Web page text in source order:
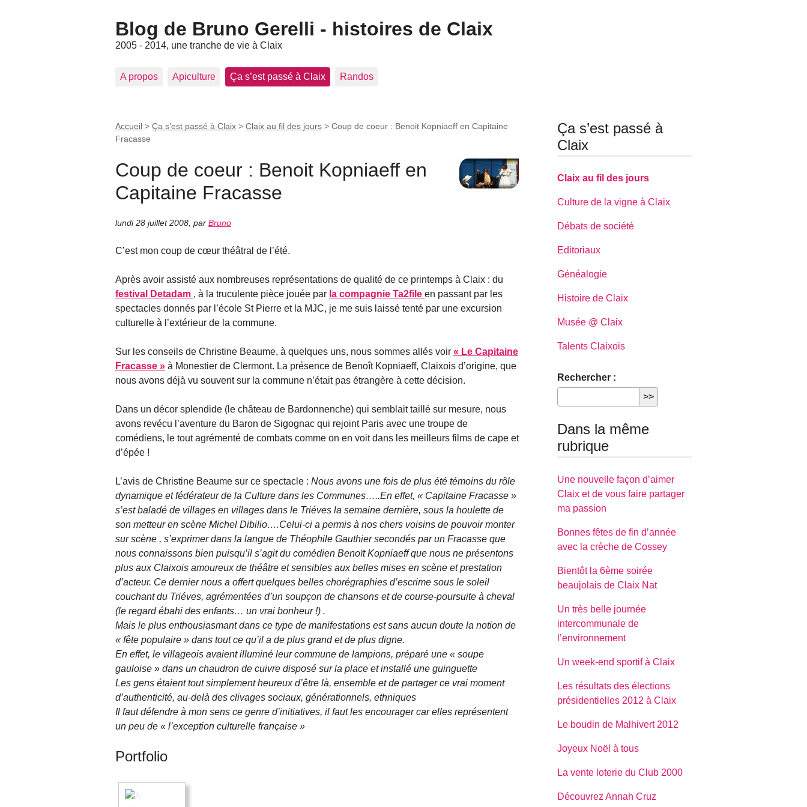
Blog de Bruno Gerelli - histoires de Claix
2005 - 2014, une tranche de vie à Claix
A propos Apiculture Ça s’est passé à Claix Randos
Accueil > Ça s’est passé à Claix > Claix au fil des jours > Coup de coeur : Benoit Kopniaeff en Capitaine
Fracasse
Coup de coeur : Benoit Kopniaeff en
Capitaine Fracasse
lundi 28 juillet 2008 par Bruno
C’est mon coup de cœur théâtral de l’été.
Après avoir assisté aux nombreuses représentations de qualité de ce printemps à Claix : du
festival Detadam , à la truculente pièce jouée par la compagnie Ta2file en passant par les
spectacles donnés par l’école St Pierre et la MJC, je me suis laissé tenté par une excursion
culturelle à l’extérieur de la commune.
Sur les conseils de Christine Beaume, à quelques uns, nous sommes allés voir « Le Capitaine
Fracasse » à Monestier de Clermont. La présence de Benoît Kopniaeff, Claixois d’origine, que
nous avons déjà vu souvent sur la commune n’était pas étrangère à cette décision.
Dans un décor splendide (le château de Bardonnenche) qui semblait taillé sur mesure, nous
avons revécu l’aventure du Baron de Sigognac qui rejoint Paris avec une troupe de
comédiens, le tout agrémenté de combats comme on en voit dans les meilleurs films de cape et
d’épée !
L’avis de Christine Beaume sur ce spectacle : Nous avons une fois de plus été témoins du rôle
dynamique et fédérateur de la Culture dans les Communes…..En effet, « Capitaine Fracasse »
s’est baladé de villages en villages dans le Triéves la semaine dernière, sous la houlette de
son metteur en scène Michel Dibilio….Celui-ci a permis à nos chers voisins de pouvoir monter
sur scène , s’exprimer dans la langue de Théophile Gauthier secondés par un Fracasse que
nous connaissons bien puisqu’il s’agit du comédien Benoït Kopniaeff que nous ne présentons
plus aux Claixois amoureux de théâtre et sensibles aux belles mises en scène et prestation
d’acteur. Ce dernier nous a offert quelques belles chorégraphies d’escrime sous le soleil
couchant du Triéves, agrémentées d’un soupçon de chansons et de course-poursuite à cheval
(le regard ébahi des enfants… un vrai bonheur !) .
Mais le plus enthousiasmant dans ce type de manifestations est sans aucun doute la notion de
« fête populaire » dans tout ce qu’il a de plus grand et de plus digne.
En effet, le villageois avaient illuminé leur commune de lampions, préparé une « soupe
gauloise » dans un chaudron de cuivre disposé sur la place et installé une guinguette
Les gens étaient tout simplement heureux d’être là, ensemble et de partager ce vrai moment
d’authenticité, au-delà des clivages sociaux, générationnels, ethniques
Il faut défendre à mon sens ce genre d’initiatives, il faut les encourager car elles représentent
un peu de « l’exception culturelle française »
Portfolio
Ça s’est passé à
Claix
Claix au fil des jours
Culture de la vigne à Claix
Débats de société
Editoriaux
Généalogie
Histoire de Claix
Musée @ Claix
Talents Claixois
Rechercher :
Dans la même
rubrique
Une nouvelle façon d’aimer
Claix et de vous faire partager
ma passion
Bonnes fêtes de fin d’année
avec la crèche de Cossey
Bientôt la 6ème soirée
beaujolais de Claix Nat
Un très belle journée
intercommunale de
l’environnement
Un week-end sportif à Claix
Les résultats des élections
présidentielles 2012 à Claix
Le boudin de Malhivert 2012
Joyeux Noël à tous
La vente loterie du Club 2000
Découvrez Annah Cruz